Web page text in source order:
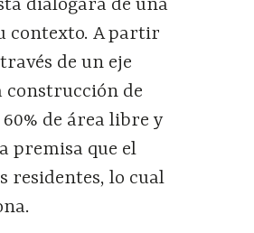
dialogará de una
contexto. A partir
de un eje
construcción de
de área libre y
premisa que el
residentes, lo cual